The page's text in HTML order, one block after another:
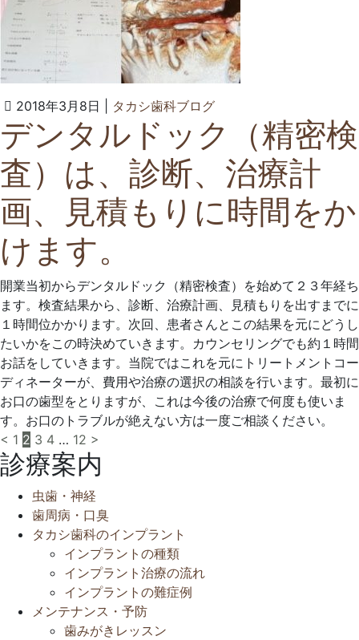
2018年3月8日 タカシ歯科ブログ2022
年
6
月
23
日
タ
カ
シ
歯
ク
リ
ク
デンタルドック（精密検
査）は、診断、治療計
画、見積もりに時間をか
けます。
開業当初からデンタルドック（精密検査）を始めて２３年経ち
ます。検査結果から、診断、治療計画、見積もりを出すまでに
１時間位かかります。次回、患者さんとこの結果を元にどうし
たいかをこの時決めていきます。カウンセリングでも約１時間
お話をしていきます。当院ではこれを元にトリートメントコー
ディネーターが、費用や治療の選択の相談を行います。最初に
お口の歯型をとりますが、これは今後の治療で何度も使いま
す。お口のトラブルが絶えない方は一度ご相談ください。
投
稿
の
ペ
< 1 2 3 4 … 12 >
診療案内
虫歯・神経
歯周病・口臭
タカシ歯科のインプラント
インプラントの種類
インプラント治療の流れ
インプラントの難症例
メンテナンス・予防
歯みがきレッスン